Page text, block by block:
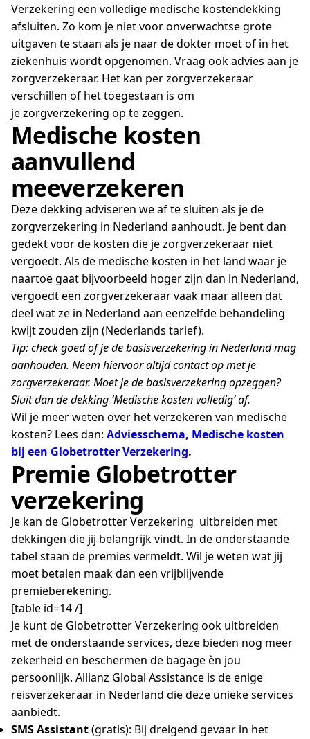
Verzekering een volledige medische kostendekking
afsluiten. Zo kom je niet voor onverwachtse grote
uitgaven te staan als je naar de dokter moet of in het
ziekenhuis wordt opgenomen. Vraag ook advies aan je
zorgverzekeraar. Het kan per zorgverzekeraar
verschillen of het toegestaan is om
je zorgverzekering op te zeggen.
Medische kosten
aanvullend
meeverzekeren
Deze dekking adviseren we af te sluiten als je de
zorgverzekering in Nederland aanhoudt. Je bent dan
gedekt voor de kosten die je zorgverzekeraar niet
vergoedt. Als de medische kosten in het land waar je
naartoe gaat bijvoorbeeld hoger zijn dan in Nederland,
vergoedt een zorgverzekeraar vaak maar alleen dat
deel wat ze in Nederland aan eenzelfde behandeling
kwijt zouden zijn (Nederlands tarief).
Tip: check goed of je de basisverzekering in Nederland mag
aanhouden. Neem hiervoor altijd contact op met je
zorgverzekeraar. Moet je de basisverzekering opzeggen?
Sluit dan de dekking ‘Medische kosten volledig’ af.
Wil je meer weten over het verzekeren van medische
kosten? Lees dan: Adviesschema, Medische kosten
bij een Globetrotter Verzekering.
Premie Globetrotter
verzekering
Je kan de Globetrotter Verzekering uitbreiden met
dekkingen die jij belangrijk vindt. In de onderstaande
tabel staan de premies vermeldt. Wil je weten wat jij
moet betalen maak dan een vrijblijvende
premieberekening.
[table id=14 /]
Je kunt de Globetrotter Verzekering ook uitbreiden
met de onderstaande services, deze bieden nog meer
zekerheid en beschermen de bagage èn jou
persoonlijk. Allianz Global Assistance is de enige
reisverzekeraar in Nederland die deze unieke services
aanbiedt.
SMS Assistant(gratis): Bij dreigend gevaar in het